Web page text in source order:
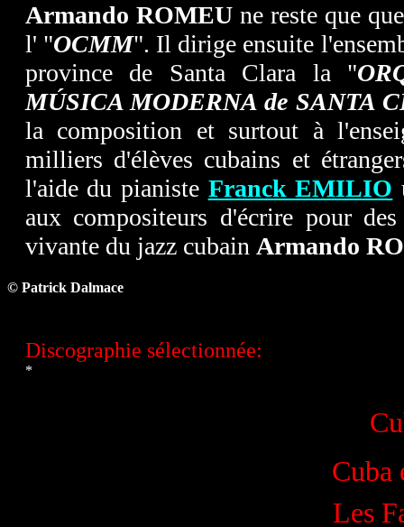
Armando ROMEUne reste que
l' "OCMM". Il dirige ensuite
province de Santa Clara la "
MÚSICA MODERNA de SANTA
la composition et surtout à
milliers d'élèves cubains et
l'aide du pianiste Franck EMILIO
aux compositeurs d'écrire pour
vivante du jazz cubain Armando
© Patrick Dalmace
Discographie sélectionnée:
*
Cuba
Les